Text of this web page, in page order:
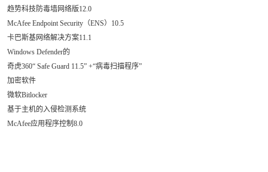
趋势科技防毒墙网络版12.0
McAfee Endpoint Security（ENS）10.5
卡巴斯基网络解决方案11.1
Windows Defender的
奇虎360“ Safe Guard 11.5” +“病毒扫描程序”
加密软件
微软Bitlocker
基于主机的入侵检测系统
McAfee应用程序控制8.0